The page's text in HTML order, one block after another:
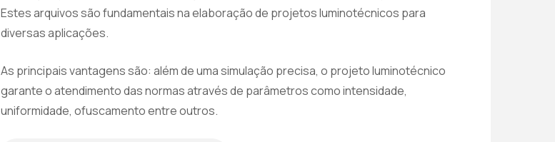
Estes arquivos são fundamentais na elaboração de projetos luminotécnicos para
diversas aplicações.
As principais vantagens são: além de uma simulação precisa, o projeto luminotécnico
garante o atendimento das normas através de parâmetros como intensidade,
uniformidade, ofuscamento entre outros.